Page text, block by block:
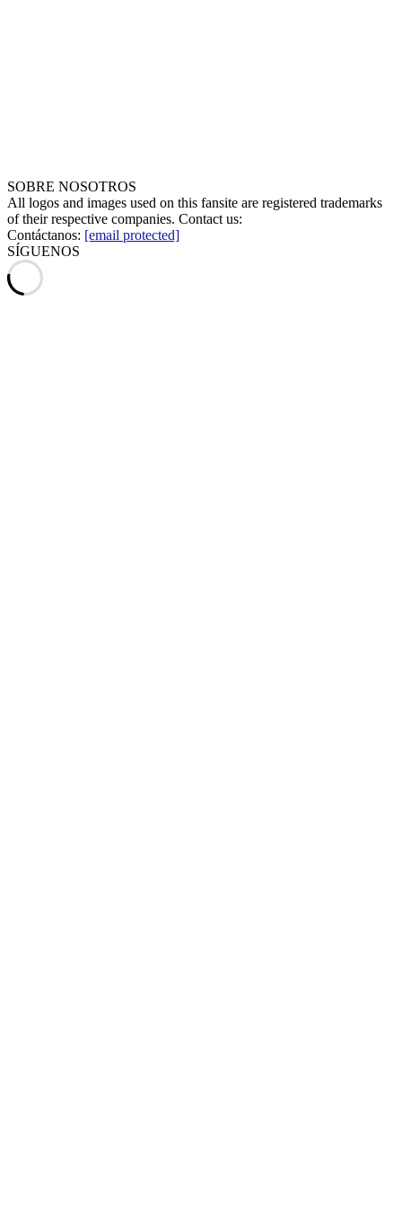
SOBRE NOSOTROS
All logos and images used on this fansite are registered trademarks
of their respective companies. Contact us:
Contáctanos: [email protected]
SÍGUENOS